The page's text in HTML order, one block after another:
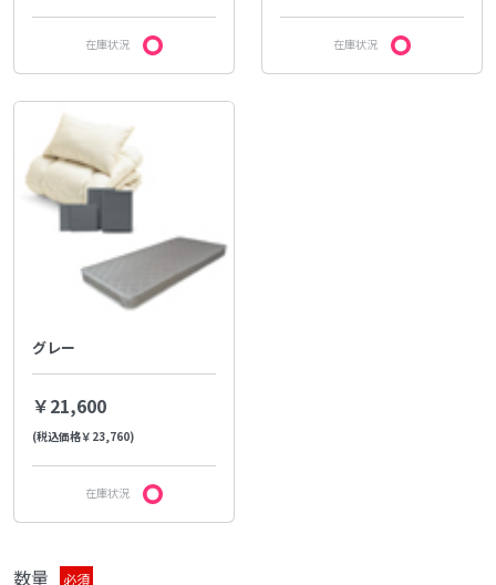
在庫状況 在庫状況
グレー
￥21,600
(税込価格￥23,760)
在庫状況
数量 必須